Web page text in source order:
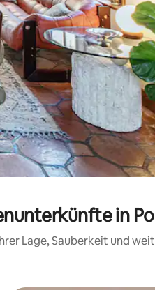
in
Lage, Sauberkeit und